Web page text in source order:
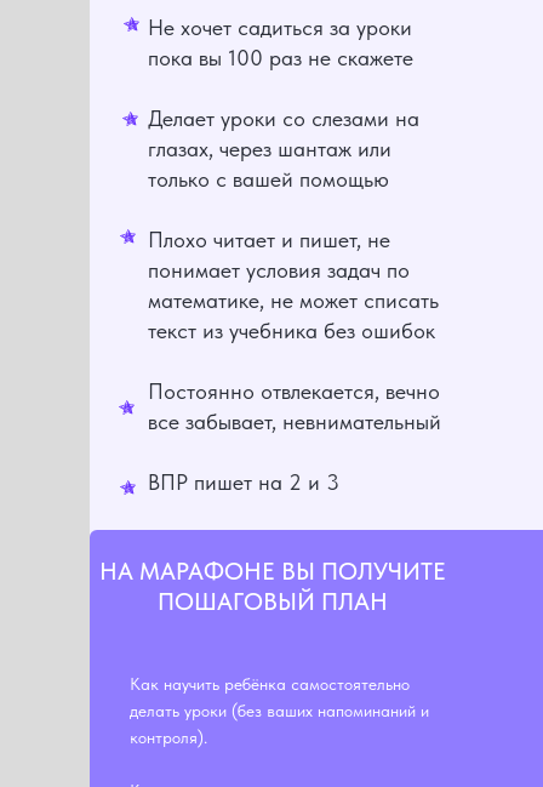
Не хочет садиться за уроки
пока вы 100 раз не скажете
Делает уроки со слезами на
глазах, через шантаж или
только с вашей помощью
Плохо читает и пишет, не
понимает условия задач по
математике, не может списать
текст из учебника без ошибок
Постоянно отвлекается, вечно
все забывает, невнимательный
ВПР пишет на 2 и 3
НА МАРАФОНЕ ВЫ ПОЛУЧИТЕ
ПОШАГОВЫЙ ПЛАН
Как научить ребёнка самостоятельно
делать уроки (без ваших напоминаний и
контроля).